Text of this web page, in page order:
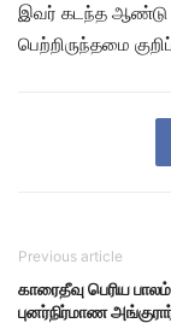
இவர் கடந்த ஆண்டு
பெற்றிருந்தமை
Previous article
காரைதீவு பெரிய பாலம்
புனர்நிர்மாண